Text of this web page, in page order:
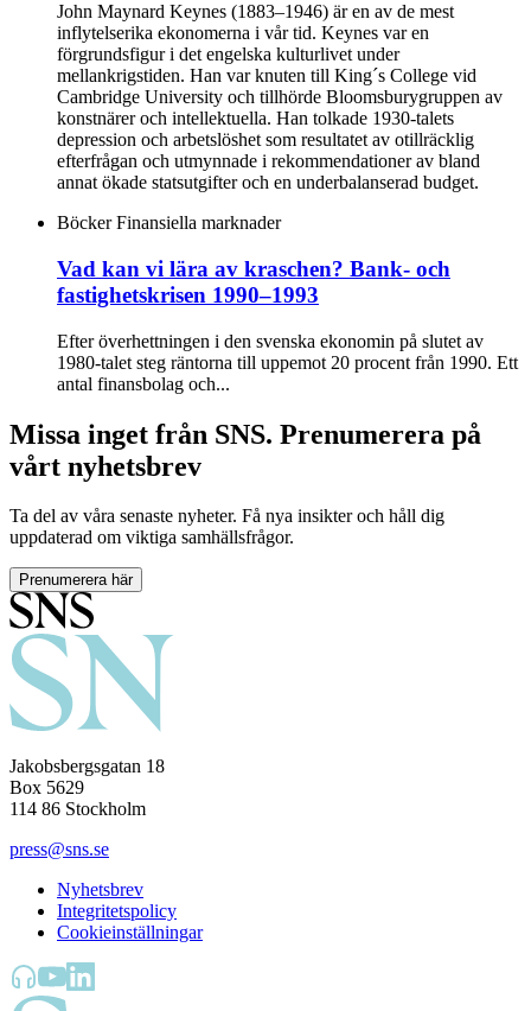
John Maynard Keynes (1883–1946) är en av de mest
inflytelserika ekonomerna i vår tid. Keynes var en
förgrundsfigur i det engelska kulturlivet under
mellankrigstiden. Han var knuten till King´s College vid
Cambridge University och tillhörde Bloomsburygruppen av
konstnärer och intellektuella. Han tolkade 1930-talets
depression och arbetslöshet som resultatet av otillräcklig
efterfrågan och utmynnade i rekommendationer av bland
annat ökade statsutgifter och en underbalanserad budget.
Böcker Finansiella marknader
Vad kan vi lära av kraschen? Bank- och
fastighetskrisen 1990–1993
Efter överhettningen i den svenska ekonomin på slutet av
1980-talet steg räntorna till uppemot 20 procent från 1990. Ett
antal finansbolag och...
Missa inget från SNS. Prenumerera på
vårt nyhetsbrev
Ta del av våra senaste nyheter. Få nya insikter och håll dig
uppdaterad om viktiga samhällsfrågor.
Prenumerera här
Jakobsbergsgatan 18
Box 5629
114 86 Stockholm
press@sns.se
Nyhetsbrev
Integritetspolicy
Cookieinställningar